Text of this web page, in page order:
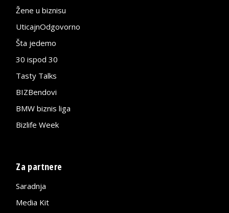
Žene u biznisu
UticajnOdgovorno
Šta jedemo
30 ispod 30
Tasty Talks
BIZBendovi
BMW biznis liga
Bizlife Week
Za partnere
Saradnja
Media Kit